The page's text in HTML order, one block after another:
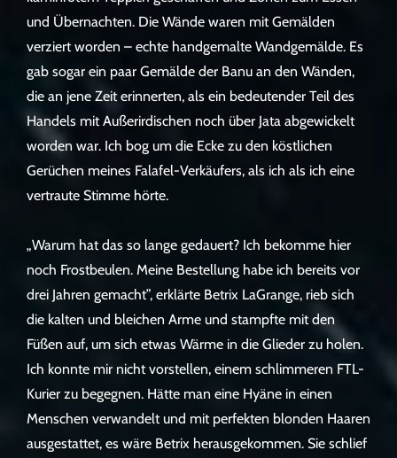
und Übernachten. Die Wände waren mit Gemälden
verziert worden – echte handgemalte Wandgemälde. Es
gab sogar ein paar Gemälde der Banu an den Wänden,
die an jene Zeit erinnerten, als ein bedeutender Teil des
Handels mit Außerirdischen noch über Jata abgewickelt
worden war. Ich bog um die Ecke zu den köstlichen
Gerüchen meines Falafel-Verkäufers, als ich als ich eine
vertraute Stimme hörte.
„Warum hat das so lange gedauert? Ich bekomme hier
noch Frostbeulen. Meine Bestellung habe ich bereits vor
drei Jahren gemacht”, erklärte Betrix LaGrange, rieb sich
die kalten und bleichen Arme und stampfte mit den
Füßen auf, um sich etwas Wärme in die Glieder zu holen.
Ich konnte mir nicht vorstellen, einem schlimmeren FTL-
Kurier zu begegnen. Hätte man eine Hyäne in einen
Menschen verwandelt und mit perfekten blonden Haaren
ausgestattet, es wäre Betrix herausgekommen. Sie schlief